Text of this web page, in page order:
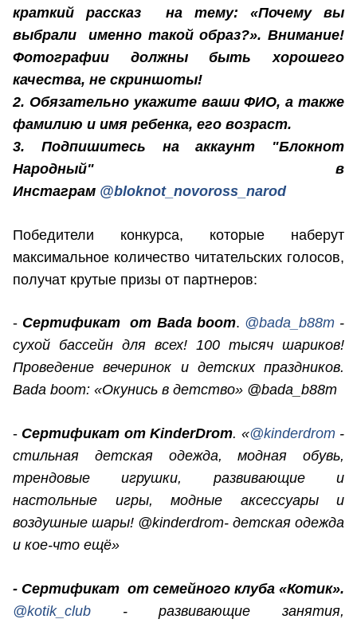
краткий рассказ на тему: «Почему вы
выбрали именно такой образ?». Внимание!
Фотографии должны быть хорошего
качества, не скриншоты!
2. Обязательно укажите ваши ФИО, а также
фамилию и имя ребенка, его возраст.
3. Подпишитесь на аккаунт "Блокнот
Народный" в
Инстаграм @bloknot_novoross_narod
Победители конкурса, которые наберут
максимальное количество читательских голосов,
получат крутые призы от партнеров:
- Сертификат от Bada boom. @bada_b88m-
сухой бассейн для всех! 100 тысяч шариков!
Проведение вечеринок и детских праздников.
Bada boom: «Окунись в детство» @bada_b88m
- Сертификат от KinderDrom. «@kinderdrom-
стильная детская одежда, модная обувь,
трендовые игрушки, развивающие и
настольные игры, модные аксессуары и
воздушные шары! @kinderdrom- детская одежда
и кое-что ещё»
- Сертификат от семейного клуба «Котик».
@kotik_club - развивающие занятия,